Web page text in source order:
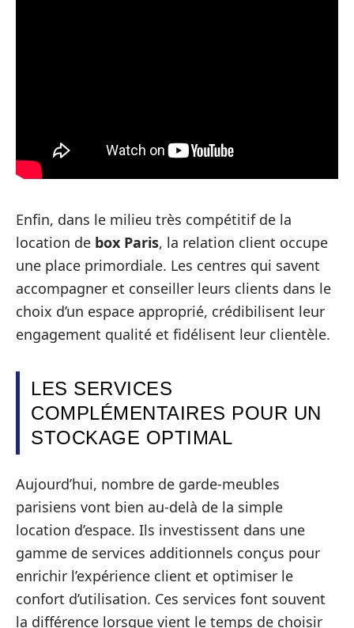
Enfin, dans le milieu très compétitif de la
location de box Paris, la relation client occupe
une place primordiale. Les centres qui savent
accompagner et conseiller leurs clients dans le
choix d’un espace approprié, crédibilisent leur
engagement qualité et fidélisent leur clientèle.
LES SERVICES
COMPLÉMENTAIRES POUR UN
STOCKAGE OPTIMAL
Aujourd’hui, nombre de garde-meubles
parisiens vont bien au-delà de la simple
location d’espace. Ils investissent dans une
gamme de services additionnels conçus pour
enrichir l’expérience client et optimiser le
confort d’utilisation. Ces services font souvent
la différence lorsque vient le temps de choisir